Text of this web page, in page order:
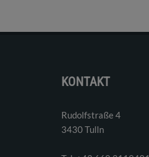
KONTAKT
Rudolfstraße 4
3430 Tulln